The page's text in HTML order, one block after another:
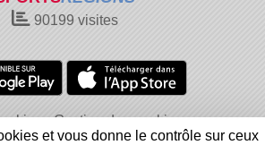
90199 visites
Gestion des cookies
Signaler un contenu inapproprié
et vous donne le contrôle sur ceux